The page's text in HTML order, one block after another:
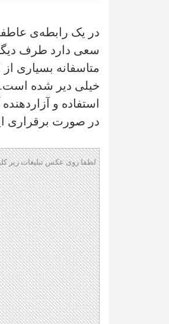
در یک رابطه‌ی
سعی دارد طرف
متاسفانه بسیاری
خیلی دیر شده است.
استفاده و
در صورت برقراری
لطفا روی عکس تبلیغات زیر